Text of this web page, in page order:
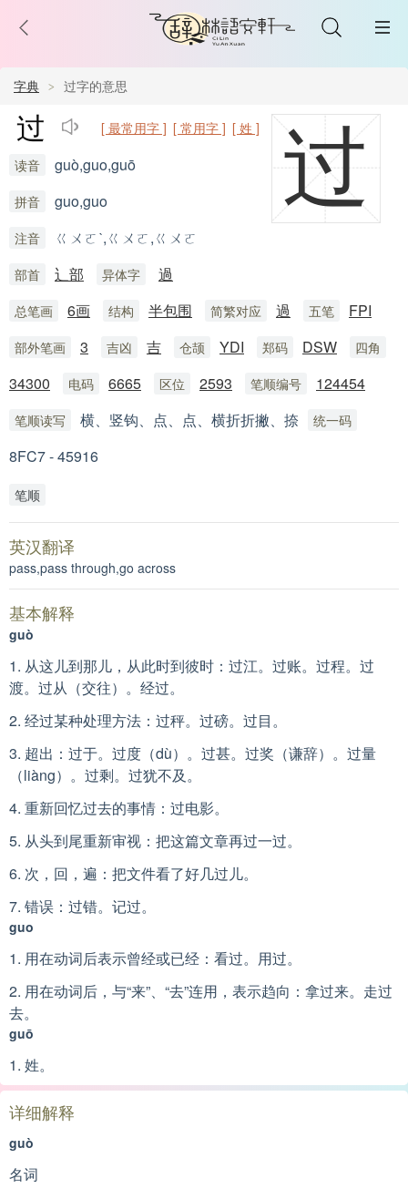
字典 过字的意思
过
过 [ 最常用字 ] [ 常用字 ] [ 姓 ]
读音 guò,guo,guō
拼音 guo,guo
注音 ㄍㄨㄛˋ,ㄍㄨㄛ,ㄍㄨㄛ
部首 辶部 异体字 過
总笔画 6画 结构 半包围 简繁对应 過 五笔 FPI
部外笔画 3 吉凶 吉 仓颉 YDI 郑码 DSW 四角
34300 电码 6665 区位 2593 笔顺编号 124454
笔顺读写 横、竖钩、点、点、横折折撇、捺 统一码
8FC7 - 45916
笔顺
英汉翻译
pass,pass through,go across
基本解释
guò
1. 从这儿到那儿，从此时到彼时：过江。过账。过程。过
渡。过从（交往）。经过。
2. 经过某种处理方法：过秤。过磅。过目。
3. 超出：过于。过度（dù）。过甚。过奖（谦辞）。过量
（liàng）。过剩。过犹不及。
4. 重新回忆过去的事情：过电影。
5. 从头到尾重新审视：把这篇文章再过一过。
6. 次，回，遍：把文件看了好几过儿。
7. 错误：过错。记过。
guo
1. 用在动词后表示曾经或已经：看过。用过。
2. 用在动词后，与“来”、“去”连用，表示趋向：拿过来。走过
去。
guō
1. 姓。
详细解释
guò
名词